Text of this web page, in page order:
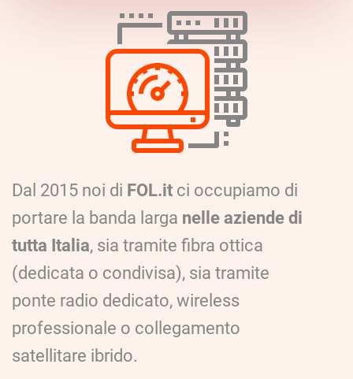
Dal 2015 noi di FOL.it ci occupiamo di
portare la banda larga nelle aziende di
tutta Italia, sia tramite fibra ottica
(dedicata o condivisa), sia tramite
ponte radio dedicato, wireless
professionale o collegamento
satellitare ibrido.